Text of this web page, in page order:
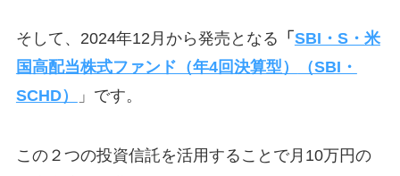
そして、2024年12月から発売となる 「 SBI・S・米
国高配当株式ファンド（年4回決算型）
（SBI・
SCHD）
」です。
この２つの投資信託を活用することで月10万円の